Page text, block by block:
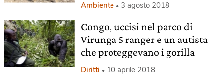
Ambiente 3 agosto 2018
Congo, uccisi nel parco di
Virunga 5 ranger e un autista
che proteggevano i gorilla
Diritti 10 aprile 2018